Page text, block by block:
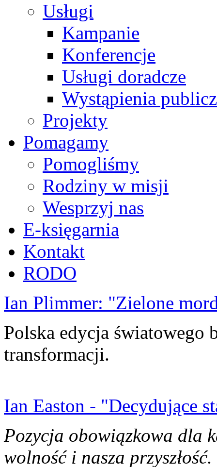
Usługi
Kampanie
Konferencje
Usługi doradcze
Wystąpienia
Projekty
Pomagamy
Pomogliśmy
Rodziny w misji
Wesprzyj nas
E-księgarnia
Kontakt
RODO
Ian Plimmer: "Zielone
Polska edycja światowego
transformacji.
Ian Easton - "Decydujące
Pozycja obowiązkowa dla
wolność i nasza przyszłość.